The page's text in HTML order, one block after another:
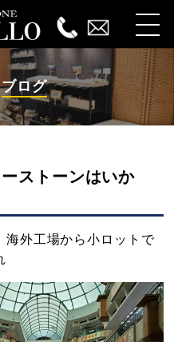
ブログ
ストーンはいか
海外工場から小ロットで